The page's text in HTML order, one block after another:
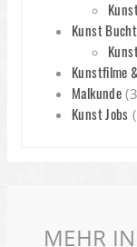
Kunst
Kunstfilme
Malkunde
Kunst Jobs
MEHR